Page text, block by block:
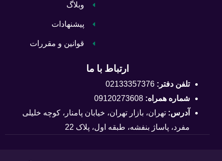
وبلاگ
پیشنهادات
قوانین و مقررات
ارتباط با ما
تلفن دفتر: 02133357376
شماره همراه: 09120273608
آدرس: تهران، بازار تهران، خیابان پامنار، کوچه خلیلی
مفرد، پاساژ بنفشه، طبقه اول، پلاک 22